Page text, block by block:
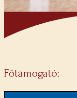
Főtámogató: